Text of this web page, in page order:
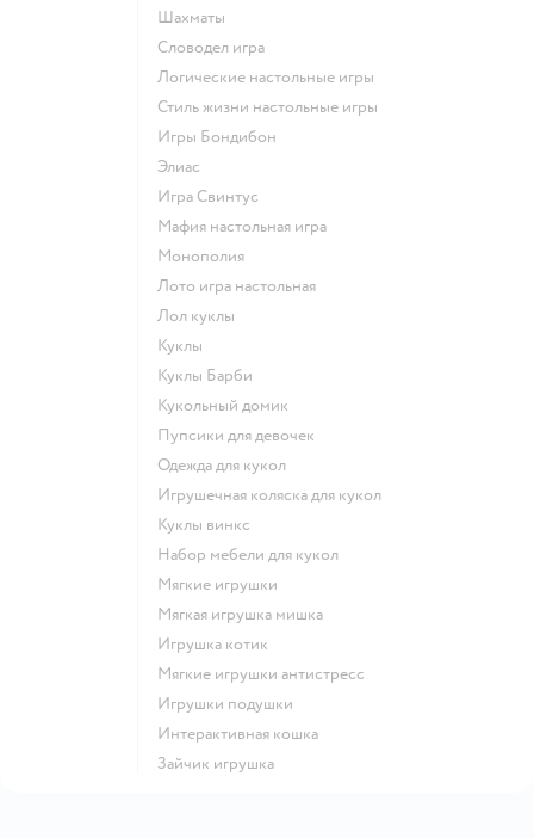
Шахматы
Словодел игра
Логические настольные игры
Стиль жизни настольные игры
Игры Бондибон
Элиас
Игра Свинтус
Мафия настольная игра
Монополия
Лото игра настольная
Лол куклы
Куклы
Куклы Барби
Кукольный домик
Пупсики для девочек
Одежда для кукол
Игрушечная коляска для кукол
Куклы винкс
Набор мебели для кукол
Мягкие игрушки
Мягкая игрушка мишка
Игрушка котик
Мягкие игрушки антистресс
Игрушки подушки
Интерактивная кошка
Зайчик игрушка